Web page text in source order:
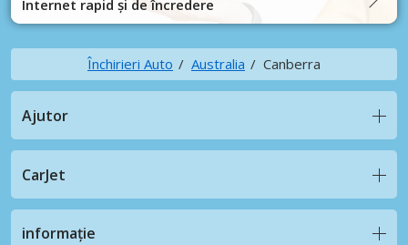
Internet rapid și de încredere
Închirieri Auto Australia Canberra
Ajutor
CarJet
informație